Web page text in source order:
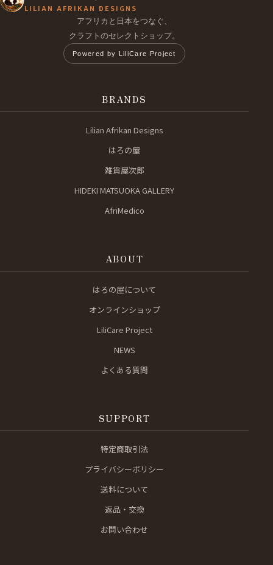
LILIAN AFRIKAN DESIGNS
アフリカと日本をつなぐ、
クラフトのセレクトショップ。
Powered by LiliCare Project
BRANDS
Lilian Afrikan Designs
はろの屋
雑貨屋次郎
HIDEKI MATSUOKA GALLERY
AfriMedico
ABOUT
はろの屋について
オンラインショップ
LiliCare Project
NEWS
よくある質問
SUPPORT
特定商取引法
プライバシーポリシー
送料について
返品・交換
お問い合わせ